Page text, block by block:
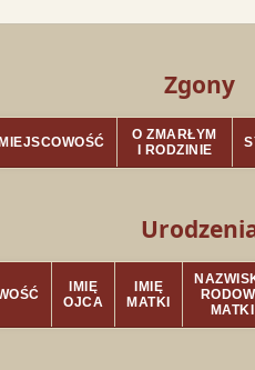
Zgony
MIEJSCOWOŚĆ
O ZMARŁYM
I RODZINIE
IMIĘ
OJCA
IMIĘ
MATKI
MATKI